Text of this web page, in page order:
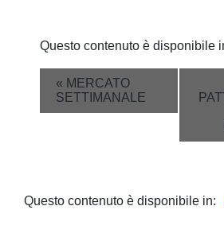
Questo contenuto è disponibile
Event
Navigation
« MERCATO
SETTIMANALE
Questo contenuto è disponibile in: